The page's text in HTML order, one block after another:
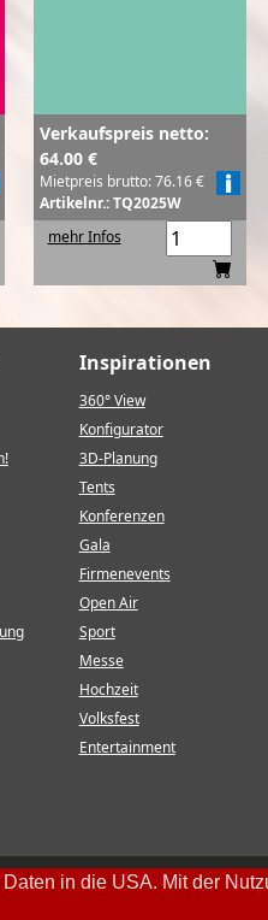
in die USA. Mit der
Verkaufspreis netto:
64.00 €
Mietpreis brutto: 76.16 €
Artikelnr.: TQ2025W
mehr Infos
Inspirationen
360° View
Konfigurator
3D-Planung
Tents
Konferenzen
Gala
Firmenevents
Open Air
Sport
Messe
Hochzeit
Volksfest
Entertainment